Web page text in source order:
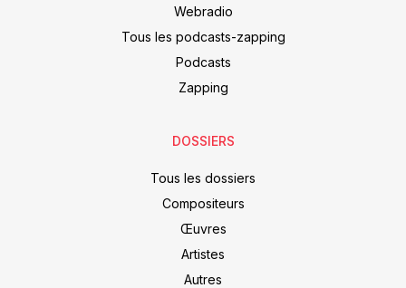
Webradio
Tous les podcasts-zapping
Podcasts
Zapping
DOSSIERS
Tous les dossiers
Compositeurs
Œuvres
Artistes
Autres